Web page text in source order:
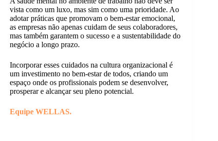
vista como um luxo, mas sim como uma prioridade. Ao
adotar práticas que promovam o bem-estar emocional,
as empresas não apenas cuidam de seus colaboradores,
mas também garantem o sucesso e a sustentabilidade do
negócio a longo prazo.
Incorporar esses cuidados na cultura organizacional é
um investimento no bem-estar de todos, criando um
espaço onde os profissionais podem se desenvolver,
prosperar e alcançar seu pleno potencial.
Equipe WELLAS.